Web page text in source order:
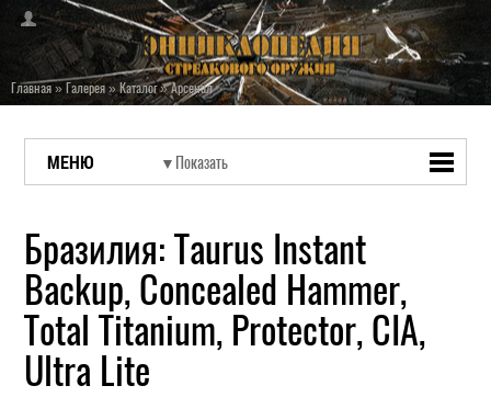
Главная»Галерея»Каталог»Арсенал
МЕНЮ
Бразилия: Taurus Instant
Backup, Concealed Hammer,
Total Titanium, Protector, CIA,
Ultra Lite